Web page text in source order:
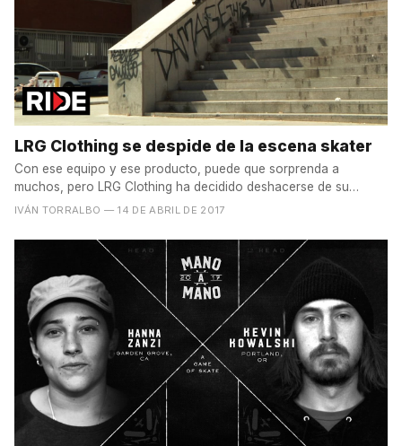
LRG Clothing se despide de la escena skater
Con ese equipo y ese producto, puede que sorprenda a
muchos, pero LRG Clothing ha decidido deshacerse de su
programa de...
IVÁN TORRALBO — 14 DE ABRIL DE 2017